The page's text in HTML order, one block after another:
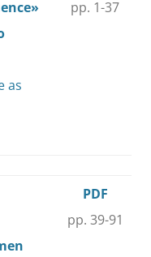
as
pp. 1-37
PDF
pp. 39-91